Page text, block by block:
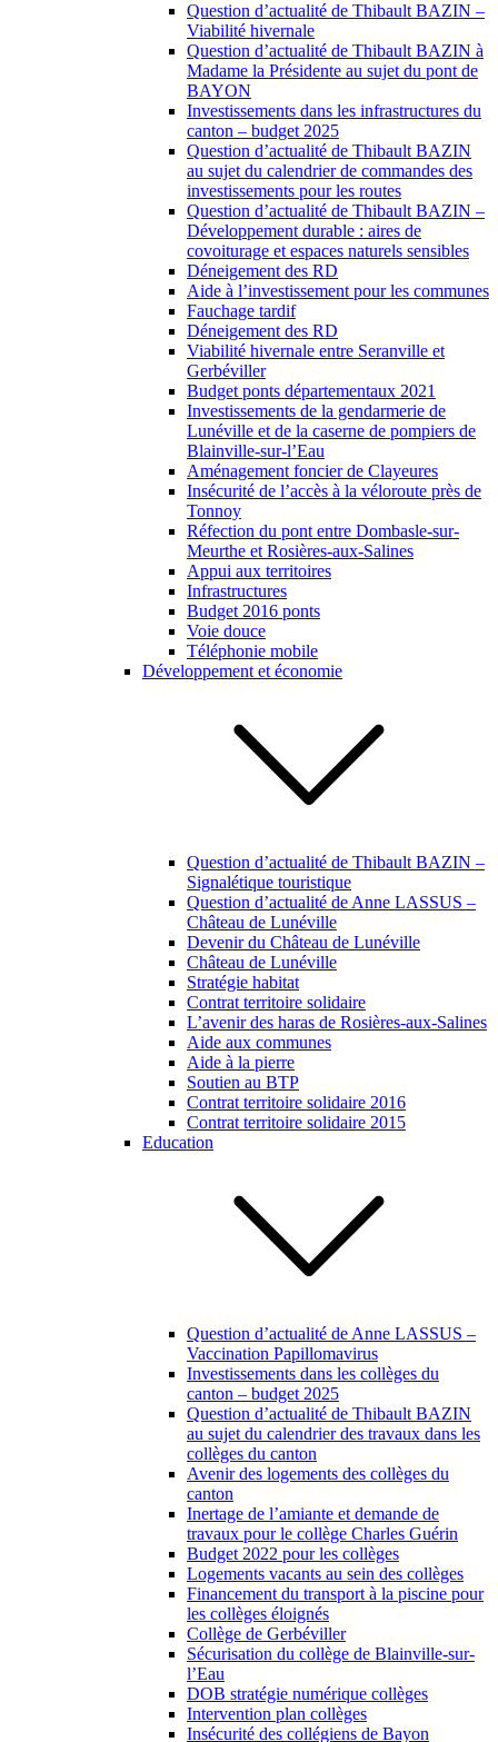
Question d’actualité de Thibault BAZIN –
Viabilité hivernale
Question d’actualité de Thibault BAZIN à
Madame la Présidente au sujet du pont de
BAYON
Investissements dans les infrastructures du
canton – budget 2025
Question d’actualité de Thibault BAZIN
au sujet du calendrier de commandes des
investissements pour les routes
Question d’actualité de Thibault BAZIN –
Développement durable : aires de
covoiturage et espaces naturels sensibles
Déneigement des RD
Aide à l’investissement pour les communes
Fauchage tardif
Déneigement des RD
Viabilité hivernale entre Seranville et
Gerbéviller
Budget ponts départementaux 2021
Investissements de la gendarmerie de
Lunéville et de la caserne de pompiers de
Blainville-sur-l’Eau
Aménagement foncier de Clayeures
Insécurité de l’accès à la véloroute près de
Tonnoy
Réfection du pont entre Dombasle-sur-
Meurthe et Rosières-aux-Salines
Appui aux territoires
Infrastructures
Budget 2016 ponts
Voie douce
Téléphonie mobile
Développement et économie
Question d’actualité de Thibault BAZIN –
Signalétique touristique
Question d’actualité de Anne LASSUS –
Château de Lunéville
Devenir du Château de Lunéville
Château de Lunéville
Stratégie habitat
Contrat territoire solidaire
L’avenir des haras de Rosières-aux-Salines
Aide aux communes
Aide à la pierre
Soutien au BTP
Contrat territoire solidaire 2016
Contrat territoire solidaire 2015
Education
Question d’actualité de Anne LASSUS –
Vaccination Papillomavirus
Investissements dans les collèges du
canton – budget 2025
Question d’actualité de Thibault BAZIN
au sujet du calendrier des travaux dans les
collèges du canton
Avenir des logements des collèges du
canton
Inertage de l’amiante et demande de
travaux pour le collège Charles Guérin
Budget 2022 pour les collèges
Logements vacants au sein des collèges
Financement du transport à la piscine pour
les collèges éloignés
Collège de Gerbéviller
Sécurisation du collège de Blainville-sur-
l’Eau
DOB stratégie numérique collèges
Intervention plan collèges
Insécurité des collégiens de Bayon